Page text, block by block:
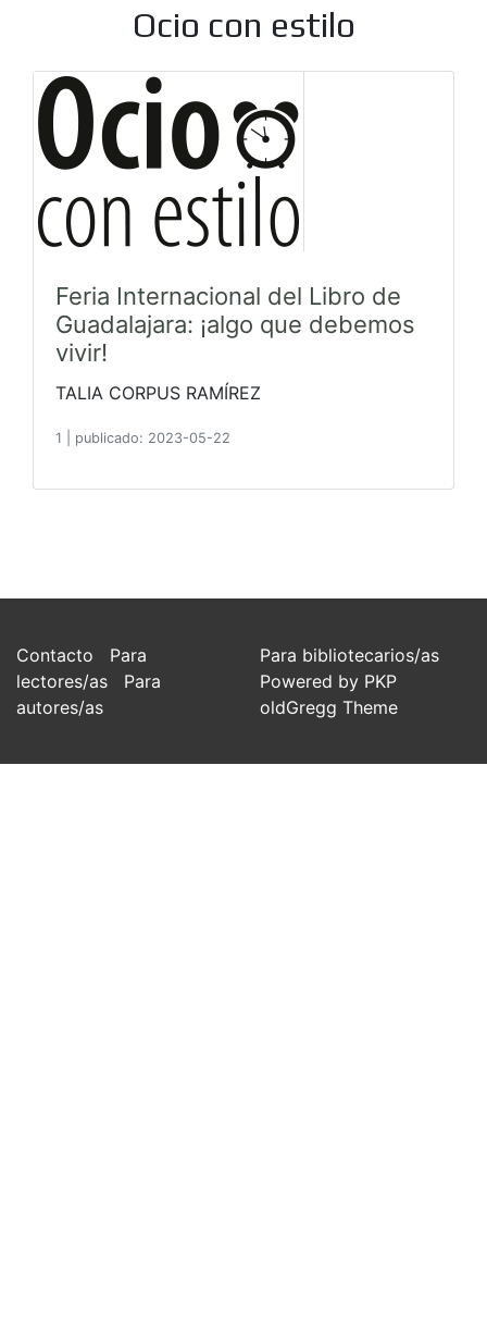
Ocio con estilo
Feria Internacional del Libro de
Guadalajara: ¡algo que debemos
vivir!
TALIA CORPUS RAMÍREZ
1 publicado: 2023-05-22
Contacto
Para
lectores/as
Para
autores/as
Para bibliotecarios/as
Powered by PKP
oldGregg Theme